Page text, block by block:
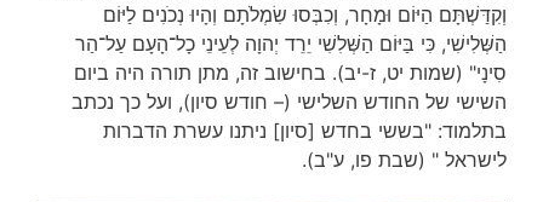
וְקִדַּשְׁתָּם הַיּוֹם וּמָחָר, וְכִבְּסוּ שִׂמְלֹתָם וְהָיוּ נְכֹנִים לַיּוֹם
הַשְּׁלִישִׁי, כִּי בַּיּוֹם הַשְּׁלִשִׁי יֵרֵד יְהוָה לְעֵינֵי כָל־הָעָם עַל־הַר
סִינָי" (שמות יט, ז-יב). בחישוב זה, מתן תורה היה ביום
השישי של החודש השלישי (– חודש סיון), ועל כך נכתב
בתלמוד: "בששי בחדש [סיון] ניתנו עשרת הדברות
לישראל " (שבת פו, ע"ב).